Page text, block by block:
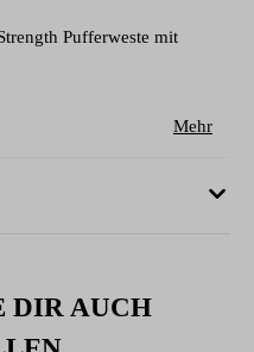
Pufferweste mit
Mehr
DIR AUCH